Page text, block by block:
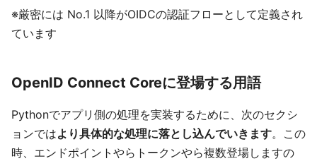
※厳密には No.1 以降がOIDCの認証フローとして定義され
ています
OpenID Connect Coreに登場する用語
Pythonでアプリ側の処理を実装するために、次のセクシ
ョンではより具体的な処理に落とし込んでいきます。この
時、エンドポイントやらトークンやら複数登場しますの